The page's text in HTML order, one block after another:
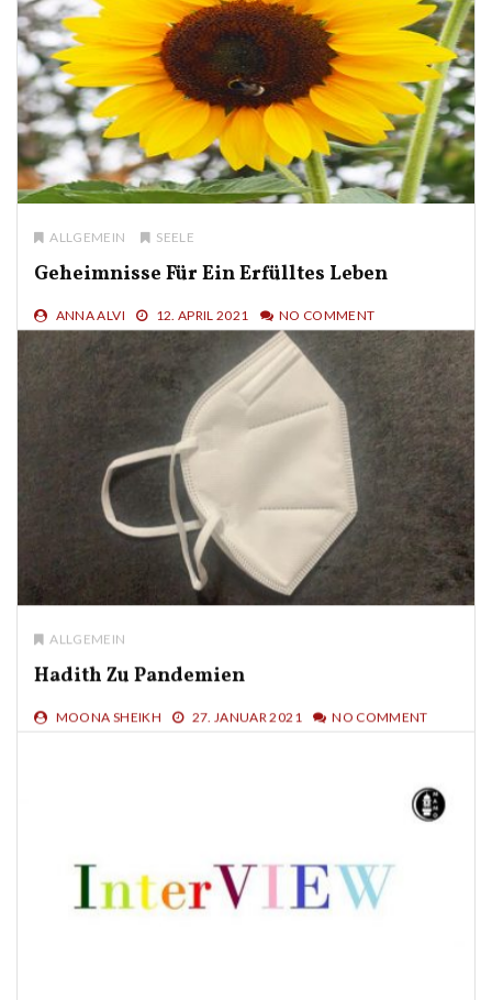
ALLGEMEIN SEELE
Geheimnisse Für Ein Erfülltes Leben
ANNA ALVI 12. APRIL 2021 NO COMMENT
ALLGEMEIN
Hadith Zu Pandemien